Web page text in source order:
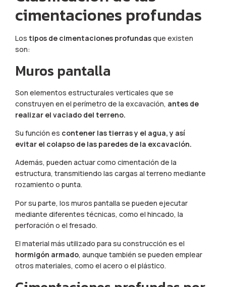
cimentaciones profundas
Los tipos de cimentaciones profundasque existen
son:
Muros pantalla
Son elementos estructurales verticales que se
construyen en el perímetro de la excavación, antes de
realizar el vaciado del terreno.
Su función es contener las tierras y el agua, y así
evitar el colapso de las paredes de la excavación.
Además, pueden actuar como cimentación de la
estructura, transmitiendo las cargas al terreno mediante
rozamiento o punta.
Por su parte, los muros pantalla se pueden ejecutar
mediante diferentes técnicas, como el hincado, la
perforación o el fresado.
El material más utilizado para su construcción es el
hormigón armado, aunque también se pueden emplear
otros materiales, como el acero o el plástico.